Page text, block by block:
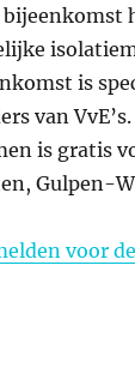
bijeenkomst
is
van VvE’s.
is gratis
Gulpen-
voor